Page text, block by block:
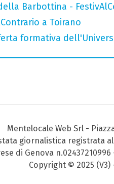
Barbottina -
a Toirano
formativa
Mentelocale Web Srl -
giornalistica registrata
di Genova n.02437210996
Copyright © 2025